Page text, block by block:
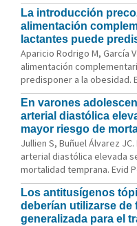
La introducción
alimentación
lactantes puede
Aparicio Rodrigo M, García
alimentación
predisponer a la obesidad.
En varones
arterial diastólica
mayor riesgo de
Jullien S, Buñuel Álvarez
arterial diastólica elevada
mortalidad temprana. Evid
Los antitusígenos
deberían utilizarse de
generalizada para el